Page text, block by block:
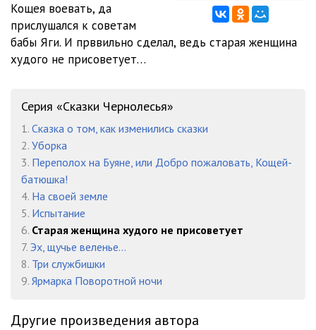
Кощея воевать, да
прислушался к советам
бабы Яги. И прввильно сделал, ведь старая женщина
худого не присоветует…
Серия «Сказки Чернолесья»
1. Сказка о том, как изменились сказки
2. Уборка
3. Переполох на Буяне, или Добро пожаловать, Кощей-
батюшка!
4. На своей земле
5. Испытание
6. Старая женщина худого не присоветует
7. Эх, щучье веленье...
8. Три службишки
9. Ярмарка Поворотной ночи
Другие произведения автора